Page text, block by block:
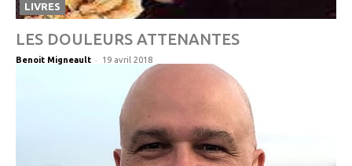
LIVRES
LES DOULEURS ATTENANTES
Benoit Migneault - 19 avril 2018